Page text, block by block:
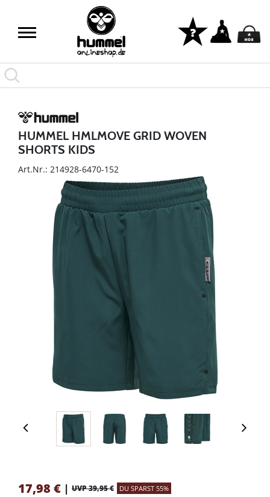
HUMMEL HMLMOVE GRID WOVEN
SHORTS KIDS
Art.Nr.: 214928-6470-152
17,98 € | UVP 39,95 € DU SPARST 55%